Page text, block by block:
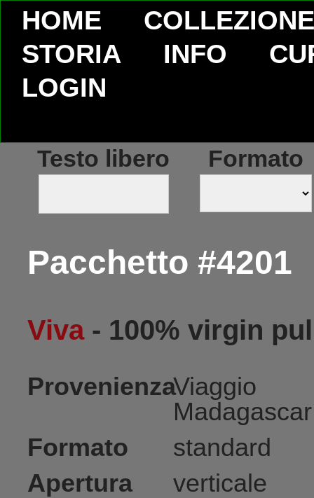
HOME
COLLEZIONE
STORIA
INFO
LOGIN
Testo libero Formato
Pacchetto #4201
Viva- 100% virgin
ProvenienzaViaggio
Madagascar
Formato
standard
Apertura
verticale